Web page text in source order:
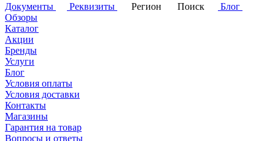
Документы
Реквизиты Регион Поиск
Блог
Обзоры
Каталог
Акции
Бренды
Услуги
Блог
Условия оплаты
Условия доставки
Контакты
Магазины
Гарантия на товар
Вопросы и ответы